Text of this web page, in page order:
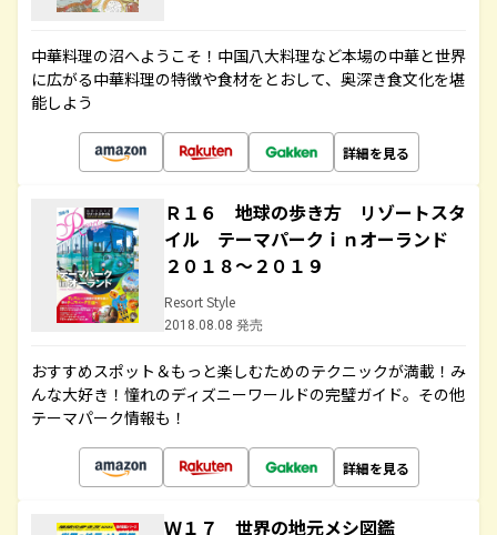
中華料理の沼へようこそ！中国八大料理など本場の中華と世界
に広がる中華料理の特徴や食材をとおして、奥深き食文化を堪
能しよう
詳細を見る
Ｒ１６ 地球の歩き方 リゾートスタ
イル テーマパークｉｎオーランド
２０１８～２０１９
Resort Style
2018.08.08 発売
おすすめスポット＆もっと楽しむためのテクニックが満載！み
んな大好き！憧れのディズニーワールドの完璧ガイド。その他
テーマパーク情報も！
詳細を見る
Ｗ１７ 世界の地元メシ図鑑